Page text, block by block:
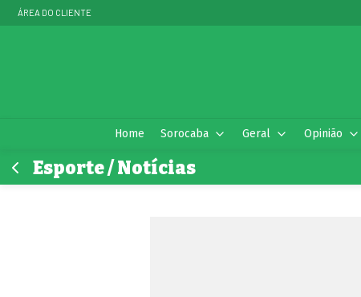
ÁREA DO CLIENTE
Home Sorocaba Geral Opinião
Esporte / Notícias